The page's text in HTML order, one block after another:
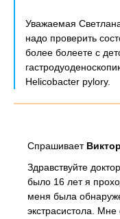
Уважаемая
надо проверить
более болеете с
Helicobacter pylory.
Спрашивает Виктор
Здравствуйте
было 16 лет я
меня была
экстрасистола. Мне